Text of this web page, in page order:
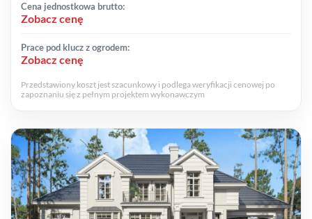
Cena jednostkowa brutto:
Zobacz cenę
Prace pod klucz z ogrodem:
Zobacz cenę
Przedstawiony koszt jest szacunkowy i podlega weryfikacji cenowej po
zapoznaniu się z pełnym projektem wykonawczym